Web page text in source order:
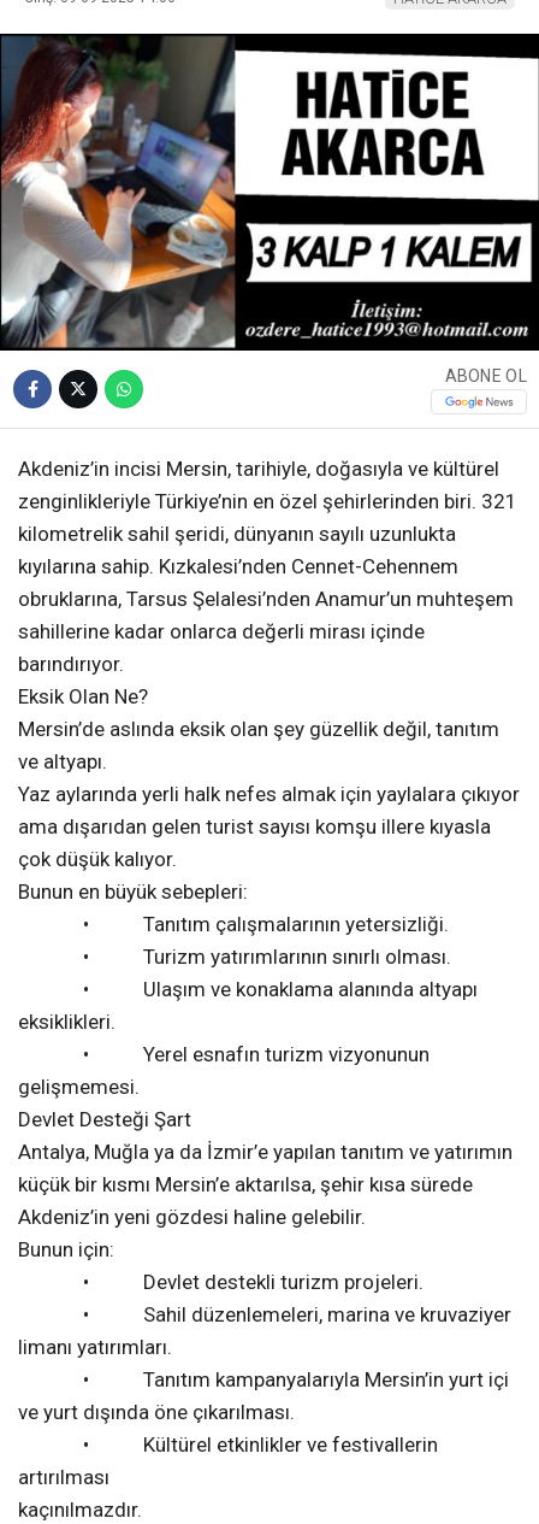
ABONE OL
Akdeniz’in incisi Mersin, tarihiyle, doğasıyla ve kültürel
zenginlikleriyle Türkiye’nin en özel şehirlerinden biri. 321
kilometrelik sahil şeridi, dünyanın sayılı uzunlukta
kıyılarına sahip. Kızkalesi’nden Cennet-Cehennem
obruklarına, Tarsus Şelalesi’nden Anamur’un muhteşem
sahillerine kadar onlarca değerli mirası içinde
barındırıyor.
Eksik Olan Ne?
Mersin’de aslında eksik olan şey güzellik değil, tanıtım
ve altyapı.
Yaz aylarında yerli halk nefes almak için yaylalara çıkıyor
ama dışarıdan gelen turist sayısı komşu illere kıyasla
çok düşük kalıyor.
Bunun en büyük sebepleri:
• Tanıtım çalışmalarının yetersizliği.
• Turizm yatırımlarının sınırlı olması.
• Ulaşım ve konaklama alanında altyapı
eksiklikleri.
• Yerel esnafın turizm vizyonunun
gelişmemesi.
Devlet Desteği Şart
Antalya, Muğla ya da İzmir’e yapılan tanıtım ve yatırımın
küçük bir kısmı Mersin’e aktarılsa, şehir kısa sürede
Akdeniz’in yeni gözdesi haline gelebilir.
Bunun için:
• Devlet destekli turizm projeleri.
• Sahil düzenlemeleri, marina ve kruvaziyer
limanı yatırımları.
• Tanıtım kampanyalarıyla Mersin’in yurt içi
ve yurt dışında öne çıkarılması.
• Kültürel etkinlikler ve festivallerin
artırılması
kaçınılmazdır.